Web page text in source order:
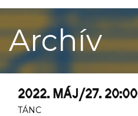
Archív
2022. MÁJ/27. 20:00
TÁNC